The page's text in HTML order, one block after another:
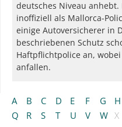
A B C D E F G H
Q
R S T U V W X
deutsches Niveau
inoffiziell als Mallorca-
einige Autoversicherer in
beschriebenen Schutz
Haftpflichtpolice an,
anfallen.